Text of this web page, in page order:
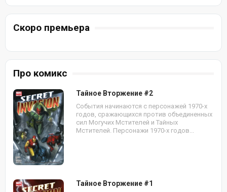
Скоро премьера
Про комикс
Тайное Вторжение #2
События начинаются с персонажей 1970-х
годов, сражающихся против объединенных
сил Могучих Мстителей и Тайных
Мстителей. Персонажи 1970-х годов...
Тайное Вторжение #1